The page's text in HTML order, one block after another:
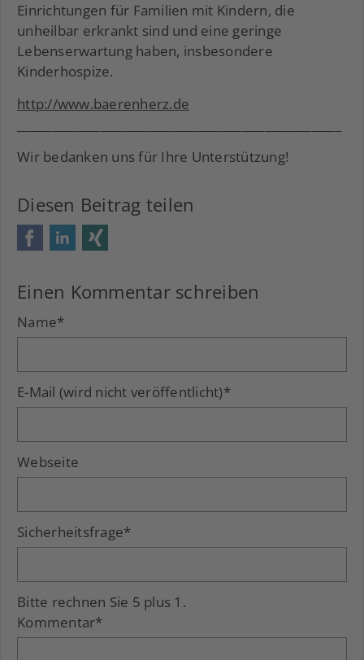
Einrichtungen für Familien mit Kindern, die
unheilbar erkrankt sind und eine geringe
Lebenserwartung haben, insbesondere
Kinderhospize.
http://www.baerenherz.de
Wir bedanken uns für Ihre Unterstützung!
Diesen Beitrag teilen
FacebookLinkedIn
Einen Kommentar schreiben
Name*
E-Mail (wird nicht veröffentlicht)*
Webseite
Sicherheitsfrage*
Bitte rechnen Sie 5 plus 1.
Kommentar*